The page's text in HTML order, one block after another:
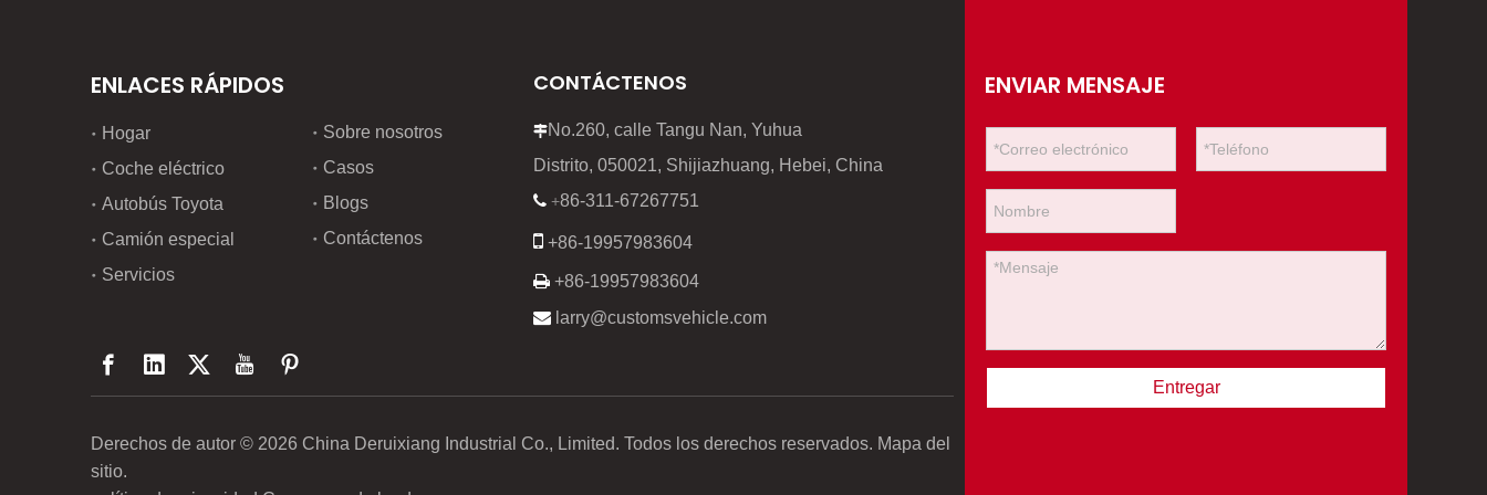
ENLACES RÁPIDOS
Hogar
Coche eléctrico
Autobús Toyota
Camión especial
Servicios
Sobre nosotros
Casos
Blogs
Contáctenos
CONTÁCTENOS
No.260, calle Tangu Nan, Yuhua
Distrito, 050021, Shijiazhuang, Hebei, China
 +86-311-67267751
 +86-19957983604
 +86-19957983604
 larry@customsvehicle.com
Derechos de autor © 2026 China Deruixiang Industrial Co., Limited. Todos los derechos reservados. Mapa del
sitio.
ENVIAR MENSAJE
Entregar